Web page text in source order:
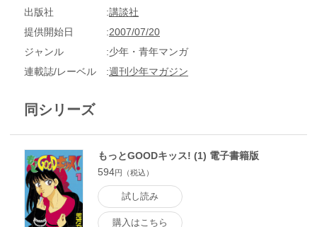
出版社
講談社
提供開始日
2007/07/20
ジャンル
少年・青年マンガ
連載誌/レーベル
週刊少年マガジン
同シリーズ
もっとGOODキッス! (1) 電子書籍版
594円（税込）
試し読み
購入はこちら